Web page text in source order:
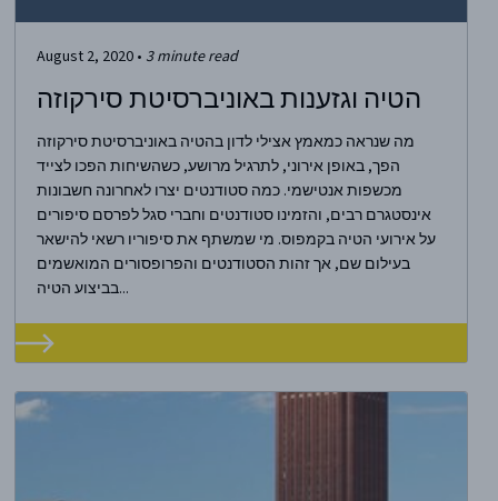
August 2, 2020 • 3minute read
הטיה וגזענות באוניברסיטת סירקוזה
מה שנראה כמאמץ אצילי לדון בהטיה באוניברסיטת סירקוזה
הפך, באופן אירוני, לתרגיל מרושע, כשהשיחות הפכו לצייד
מכשפות אנטישמי. כמה סטודנטים יצרו לאחרונה חשבונות
אינסטגרם רבים, והזמינו סטודנטים וחברי סגל לפרסם סיפורים
על אירועי הטיה בקמפוס. מי שמשתף את סיפוריו רשאי להישאר
בעילום שם, אך זהות הסטודנטים והפרופסורים המואשמים
בביצוע הטיה...